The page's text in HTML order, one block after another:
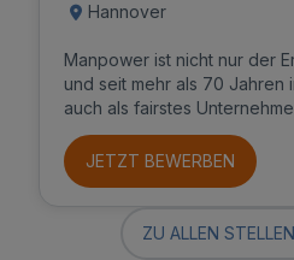
Hannover
Manpower ist nicht nur der
und seit mehr als 70 Jahren
auch als fairstes
JETZT BEWERBEN
ZU ALLEN